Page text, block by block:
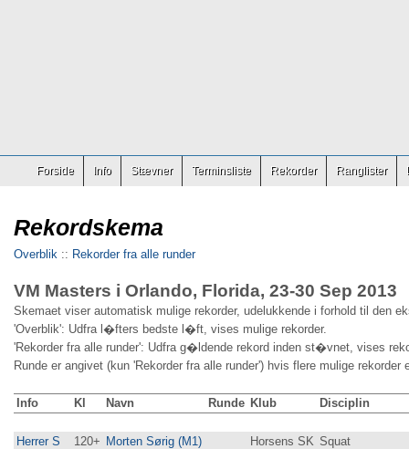
Forside Info Stævner Terminsliste Rekorder Ranglister
Rekordskema
Overblik :: Rekorder fra alle runder
VM Masters i Orlando, Florida, 23-30 Sep 2013
Skemaet viser automatisk mulige rekorder, udelukkende i forhold til den
'Overblik': Udfra l�fters bedste l�ft, vises mulige rekorder.
'Rekorder fra alle runder': Udfra g�ldende rekord inden st�vnet, vises
Runde er angivet (kun 'Rekorder fra alle runder') hvis flere mulige
Info Kl Navn Runde Klub Disciplin
Herrer S 120+ Morten Sørig (M1) Horsens SK Squat